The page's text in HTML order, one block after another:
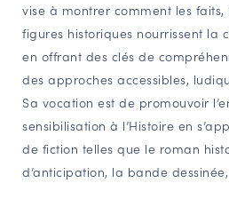
Étudiants & chercheurs
vise à montrer comment les faits,
figures historiques nourrissent la
en offrant des clés de
des approches accessibles,
Sa vocation est de promouvoir
sensibilisation à l’Histoire en
de fiction telles que le roman
d’anticipation, la bande